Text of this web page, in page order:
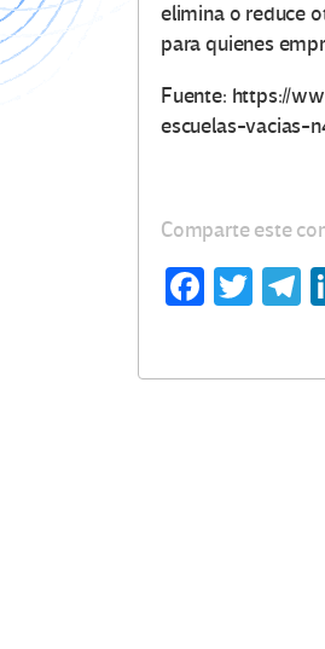
elimina o reduce
para quienes
Fuente: https://
escuelas-vacias-
Comparte este
Fa T